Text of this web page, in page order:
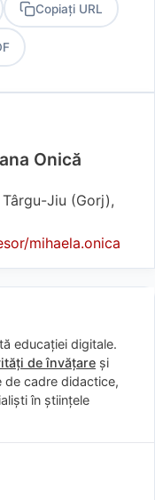
Copiați URL
Onică
Jiu (Gorj),
mihaela.onica
educației digitale.
de învățare și
de cadre didactice,
în științele